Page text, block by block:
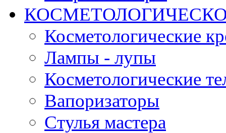
Косметологические
Лампы - лупы
Косметологические
Вапоризаторы
Стулья мастера